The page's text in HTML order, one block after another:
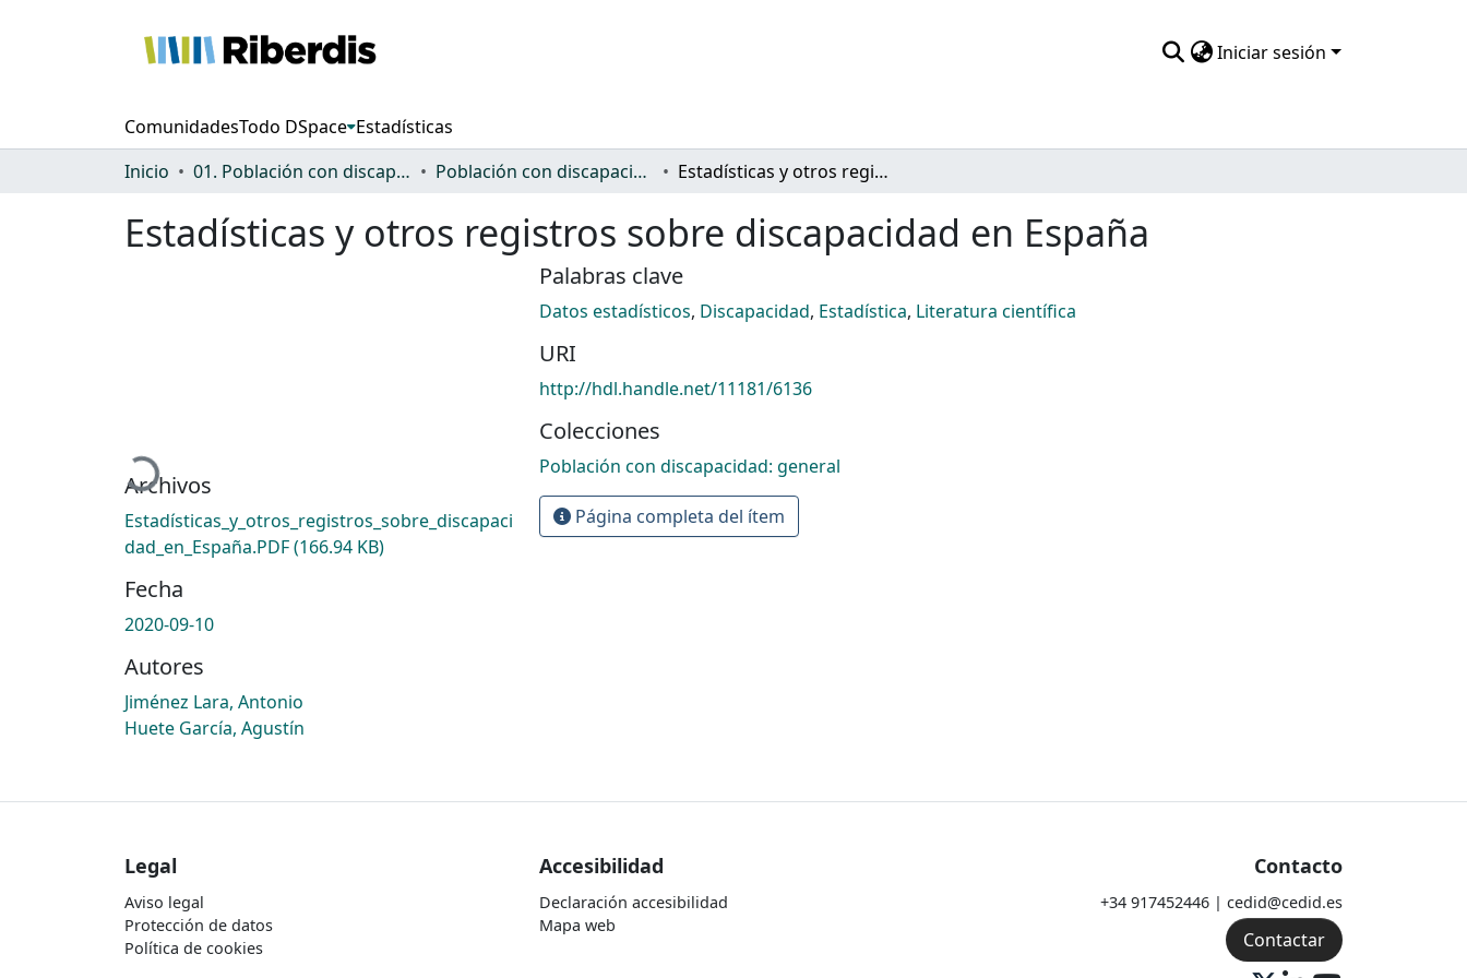
Iniciar sesión
ComunidadesTodo DSpace Estadísticas
Inicio
01. Población con discapacidad: general Población con discapacidad: general Estadísticas y otros registros sobre discapacidad en España
Estadísticas y otros registros sobre discapacidad en España
Cargando...
Archivos
Estadísticas_y_otros_registros_sobre_discapaci
dad_en_España.PDF(166.94 KB)
Fecha
2020-09-10
Autores
Jiménez Lara, Antonio
Huete García, Agustín
Palabras clave
Datos estadísticos, Discapacidad, Estadística, Literatura científica
URI
http://hdl.handle.net/11181/6136
Colecciones
Población con discapacidad: general
Página completa del ítem
Legal
Aviso legal
Protección de datos
Política de cookies
Accesibilidad
Declaración accesibilidad
Mapa web
Contacto
+34 917452446 | cedid@cedid.es
Contactar